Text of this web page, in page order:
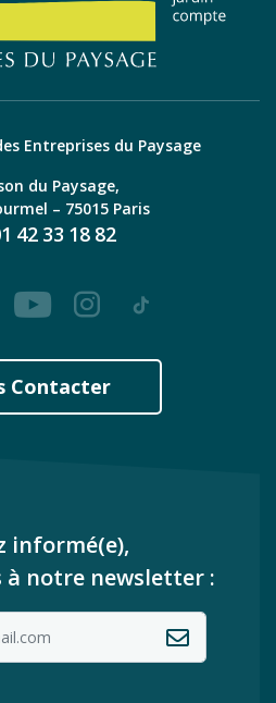
Entreprises du Paysage
du Paysage,
– 75015 Paris
42 33 18 82
YoutubeInstagram
Tiktok
Contacter
informé(e),
à notre newsletter :